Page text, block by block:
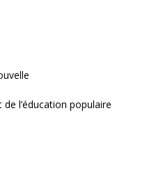
l’éducation populaire